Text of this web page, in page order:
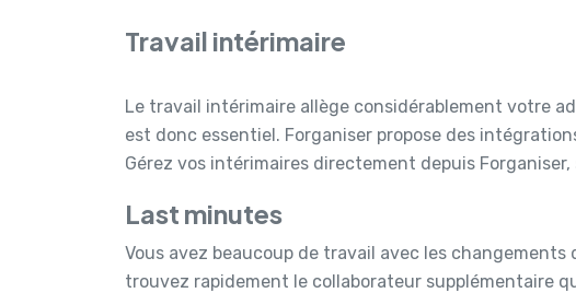
Travail intérimaire
Le travail intérimaire allège considérablement votre
est donc essentiel. Forganiser propose des
Gérez vos intérimaires directement depuis
Last minutes
Vous avez beaucoup de travail avec les
trouvez rapidement le collaborateur supplémentaire